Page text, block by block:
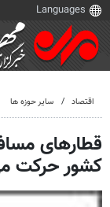
اقتصاد سایر حوزه ها
قطارهای
کشور حرکت